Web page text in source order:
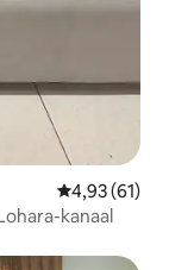
Gemiddelde
4,93 (61)
kanaal